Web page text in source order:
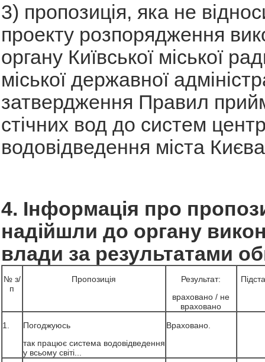
3) пропозиція, яка не
проекту розпорядження
органу Київської міської
міської державної
затвердження Правил
стічних вод до систем
водовідведення міста
4. Інформація про
надійшли до органу
влади за результатами
№ з/
п
Пропозиція
Результат:
враховано / не
враховано
1.
Погоджуюсь
так працює система водовідведення
у всьому світі...
Враховано.